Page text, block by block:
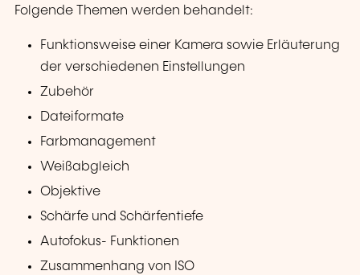
Folgende Themen werden behandelt:
Funktionsweise einer Kamera sowie Erläuterung
der verschiedenen Einstellungen
Zubehör
Dateiformate
Farbmanagement
Weißabgleich
Objektive
Schärfe und Schärfentiefe
Autofokus- Funktionen
Zusammenhang von ISO